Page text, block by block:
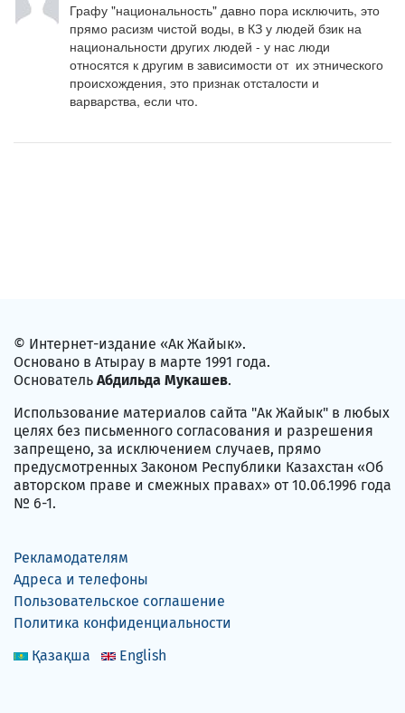
Графу "национальность" давно пора исключить, это
прямо расизм чистой воды, в КЗ у людей бзик на
национальности других людей - у нас люди
относятся к другим в зависимости от  их этнического
происхождения, это признак отсталости и
варварства, если что.
© Интернет-издание «Ак Жайык».
Основано в Атырау в марте 1991 года.
Основатель Абдильда Мукашев.
Использование материалов сайта "Ак Жайык" в любых
целях без письменного согласования и разрешения
запрещено, за исключением случаев, прямо
предусмотренных Законом Республики Казахстан «Об
авторском праве и смежных правах» от 10.06.1996 года
№ 6-1.
Рекламодателям
Адреса и телефоны
Пользовательское соглашение
Политика конфиденциальности
Қазақша
English